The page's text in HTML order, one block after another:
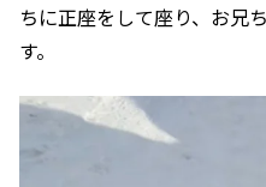
ちに正座をして座り、お兄
す。